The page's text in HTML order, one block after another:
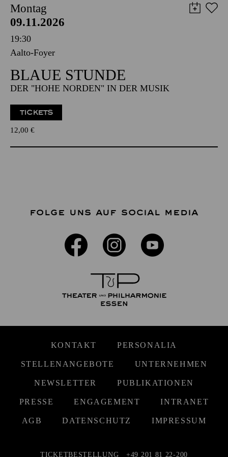
Montag
09.11.2026
19:30
Aalto-Foyer
BLAUE STUNDE
DER "HOHE NORDEN" IN DER MUSIK
TICKETS
12,00 €
FOLGE UNS AUF SOCIAL MEDIA
KONTAKT PERSONALIA
STELLENANGEBOTE UNTERNEHMEN
NEWSLETTER PUBLIKATIONEN
PRESSE ENGAGEMENT INTRANET
AGB DATENSCHUTZ IMPRESSUM
TICKETBESTELLUNG +49 201 81 22-200